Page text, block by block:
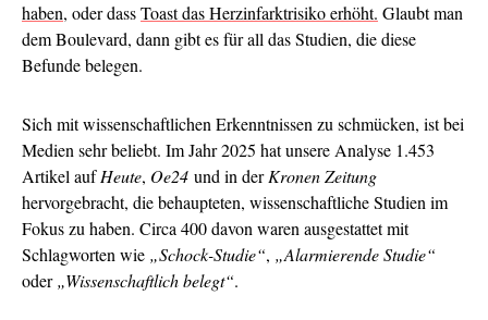
haben, oder dassToast das Herzinfarktrisiko erhöht. Glaubt man
dem Boulevard, dann gibt es für all das Studien, die diese
Befunde belegen.
Sich mit wissenschaftlichen Erkenntnissen zu schmücken, ist bei
Medien sehr beliebt. Im Jahr 2025 hat unsere Analyse 1.453
Artikel aufHeute, Oe24 und in derKronen Zeitung
hervorgebracht, die behaupteten, wissenschaftliche Studien im
Fokus zu haben. Circa 400 davon waren ausgestattet mit
Schlagworten wie „Schock-Studie“, „Alarmierende Studie“
oder„Wissenschaftlich belegt“.